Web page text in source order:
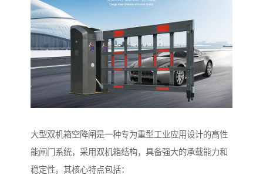
大型双机箱空降闸是一种专为重型工业应用设计的高性
能闸门系统，采用双机箱结构，具备强大的承载能力和
稳定性。其核心特点包括：